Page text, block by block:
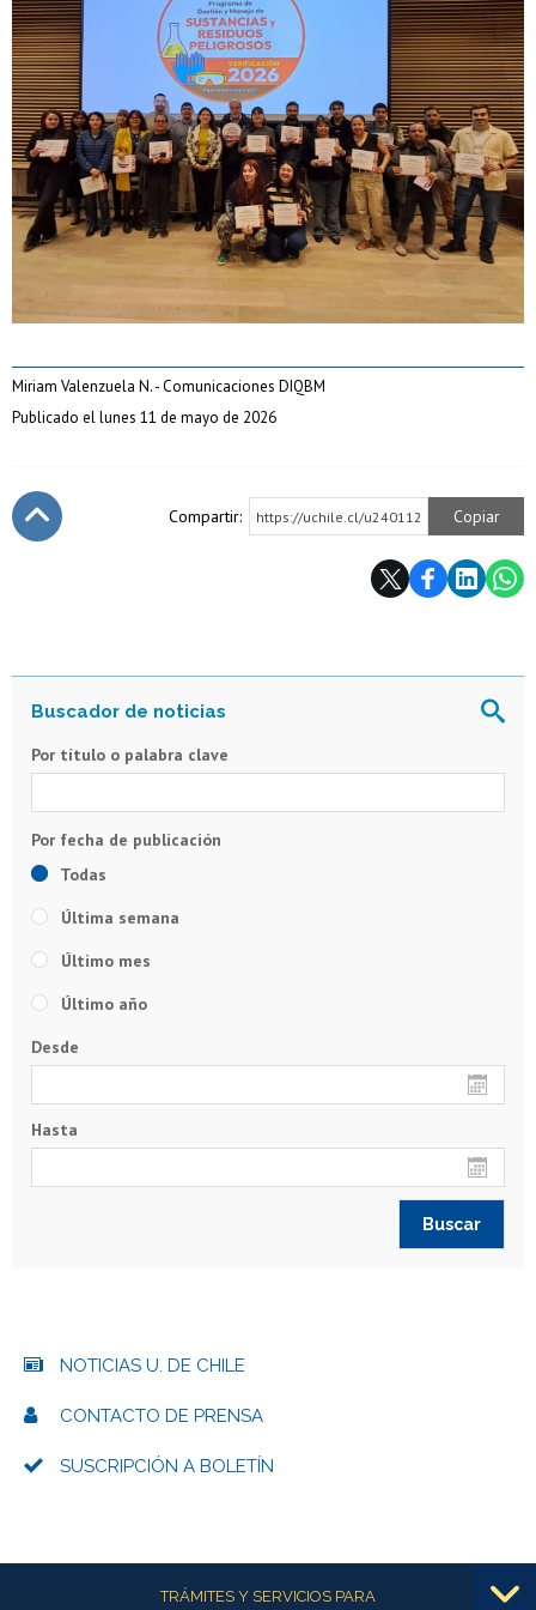
Miriam Valenzuela N. - Comunicaciones DIQBM
Publicado el lunes 11 de mayo de 2026
Compartir: https://uchile.cl/u240112 Copiar
Por título o palabra clave
Todas
Última semana
Último mes
Último año
Desde
Hasta
NOTICIAS U. DE CHILE
CONTACTO DE PRENSA
SUSCRIPCIÓN A BOLETÍN
Más informaciónTRÁMITES Y SERVICIOS PARA